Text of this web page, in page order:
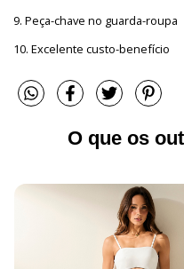
9. Peça-chave no guarda-roupa
10. Excelente custo-benefício
O que os